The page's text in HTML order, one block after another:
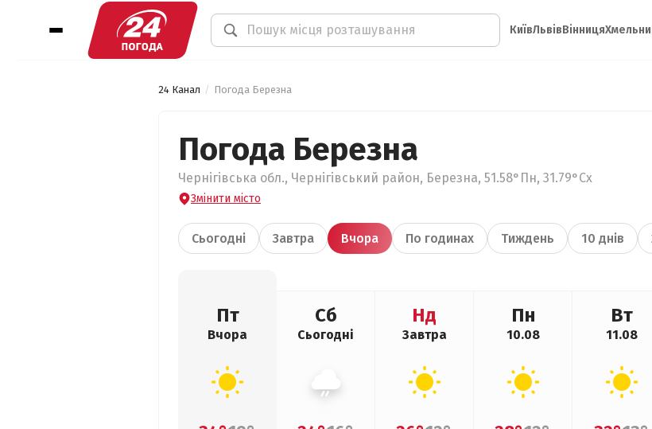
КиївЛьвівВінниця
24 Канал Погода Березна
Погода Березна
Чернігівська обл., Чернігівський район, Березна, 51.58°Пн, 31.79°Сх
Змінити місто
Сьогодні Завтра Вчора По годинах Тиждень 10 днів
Пт
Вчора
Сб
Сьогодні
Нд
Завтра
Пн
10.08
Вт
11.08